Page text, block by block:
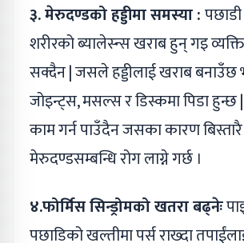
३. मेरुदण्डको हड्डीमा समस्या :
शरीरको ब्यालेस्न्स खराब हुन् गइ
सक्दैन | जसले हड्डीलाई खराब बनाउँछ
जोइन्ट्स, मसल्स र डिस्कमा पिडा हुन्छ
काम गर्न पाउँदैन जसका कारण बिस्तारै
मेरुदण्डसम्बन्धि रोग लाग्ने गर्छ ।
४.फोर्मिस सिन्ड्रोमको खतरा बढ्नेः
पछाडिको खल्तीमा पर्स राख्दा